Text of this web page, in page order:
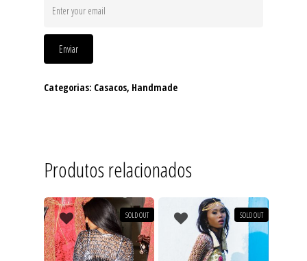
Enviar
Categorias: Casacos, Handmade
Produtos relacionados
SOLD OUT SOLD OUT